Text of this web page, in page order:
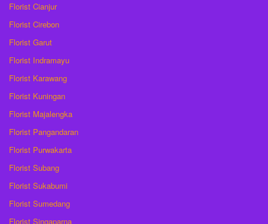
Florist Cianjur
Florist Cirebon
Florist Garut
Florist Indramayu
Florist Karawang
Florist Kuningan
Florist Majalengka
Florist Pangandaran
Florist Purwakarta
Florist Subang
Florist Sukabumi
Florist Sumedang
Florist Singaparna